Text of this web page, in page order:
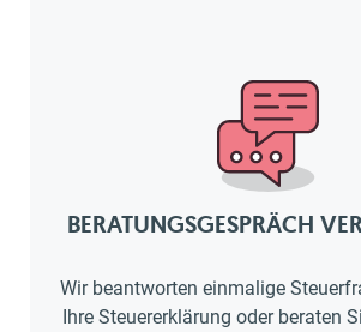
BERATUNGSGESPRÄCH
Wir beantworten einmalige
Ihre Steuererklärung oder beraten